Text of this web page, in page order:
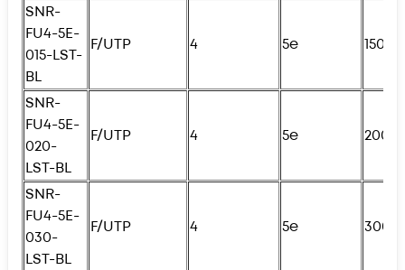
SNR-
FU4-5E-
015-LST-
BL
F/UTP 4 5e 150см
SNR-
FU4-5E-
020-
LST-BL
F/UTP 4 5e
SNR-
FU4-5E-
030-
LST-BL
F/UTP 4 5e